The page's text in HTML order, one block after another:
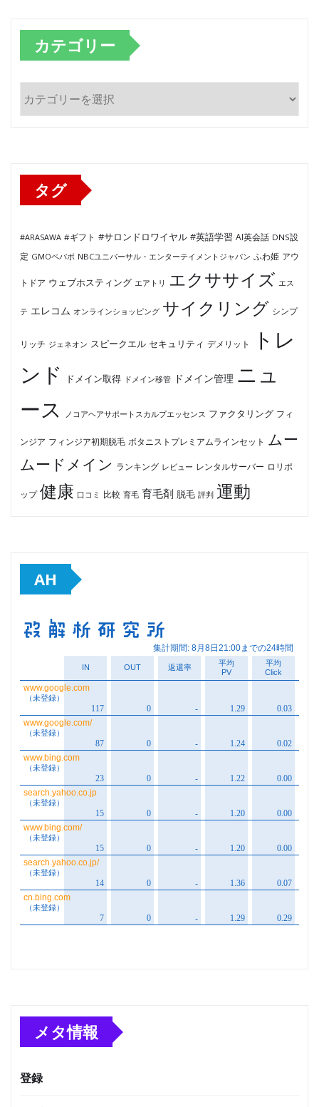
カテゴリー
テ
タグ
#ARASAWA #ギフト #サロンドロワイヤル #英語学習 AI英会話 DNS設
定 GMOペパボ NBCユニバーサル・エンターテイメントジャパン ふわ姫 アウ
トドア ウェブホスティング エアトリ エクササイズ エス
テ エレコム オンラインショッピング サイクリング シンプ
リッチ ジェネオン スピークエル セキュリティ デメリット
トレ
ンド
ドメイン取得 ドメイン移管 ドメイン管理 ニュ
ース
ノコアヘアサポートスカルプエッセンス ファクタリング フィ
ンジア フィンジア初期脱毛 ボタニストプレミアムラインセット ムー
ムードメイン ランキング レビュー レンタルサーバー ロリポ
ップ 健康 口コミ 比較 育毛 育毛剤 脱毛 評判 運動
AH
メタ情報
登録